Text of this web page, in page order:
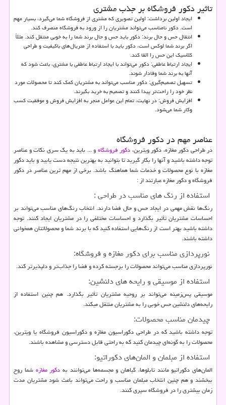
تاثیر دکور فروشگاه بر جذب مشتری
ایجاد اولین برداشت: اولین تصویری که مشتری از فروشگاه شما می‌گیرد، بسیار مهم
است. دکور نامناسب می‌تواند مشتریان را از ورود به فروشگاه منصرف کند.
انتقال حس و حال برند: دکور باید حس و حال برند شما را به خوبی منتقل کند. مثلاً
اگر برند شما لوکس است، دکور باید با استفاده از متریال‌های باکیفیت و طراحی
کلاسیک این حس را القا کند.
ایجاد ارتباط عاطفی: دکور می‌تواند با ایجاد ارتباط عاطفی با مشتری، باعث شود که
آنها به برند شما وفادار شوند.
تسهیل تصمیم‌گیری: دکور مناسب می‌تواند به مشتریان کمک کند تا محصولات مورد
نظر خود را راحت‌تر پیدا کنند و تصمیم به خرید بگیرند.
افزایش فروش: در نهایت، تمام این عوامل منجر به افزایش فروش و موفقیت کسب
وکار شما می‌شود.
عناصر مهم در دکور فروشگاه
در طراحی دکور مغازه، دکور ویترین،دکور فروشگاهو ... باید به یک سری نکات و عناصر
توجه داشته باشید و آنها را بکار گیرید تا بتوانید به بهترین نتیجه دست یابید و باید دکور
مغازه با نوع محصولات و خدمات شما هماهنگ باشد. برخی از مهم ترین عناصر در دکور
فروشگاه و دکور مغازه عبارتند از :
استفاده از رنگ های مناسب در طراحی :
رنگ‌ها نقش مهمی در ایجاد حس و حال فضا دارند. انتخاب رنگ‌های مناسب می‌تواند بر
احساسات مشتریان تأثیر بگذارد و احساسات مختلفی را در مشتریان ایجاد کنند. توجه
داشته باشید بهتر است از رنگ‌هایی استفاده کنید که با برند شما و محصولاتتان همخوانی
داشته باشند.
نورپردازی مناسب برای دکور مغازه و فروشگاه:
نورپردازی مناسب می‌تواند محصولات را برجسته کرده و فضا را جذاب‌تر و دلپذیرتر کند.
استفاده از موسیقی و رایحه های دلنشین:
موسیقی پس‌زمینه می‌تواند بر روحیه مشتریان تأثیر بگذارد. هم چنین استفاده از
رایحه‌های دلنشین حس خوبی را به مشتریان منتقل میکند.
چیدمان مناسب محصولات:
توجه داشته باشید که در طراحی دکوراسیون مغازه و دکوراسیون فروشگاه یا ویترین،
محصولات را به گونه‌ای چیدمان کنید که به راحتی قابل دسترسی و مشاهده باشند.
استفاده از مبلمان و المان‌های دکوراتیو:
المان‌های دکوراتیو مانند تابلوها، گیاهان و مجسمه‌ها می‌توانند به دکور مغازه شما روح
ببخشند و هم چنین انتخاب مبلمان مناسب و راحت می‌تواند باعث شود مشتریان مدت
زمان بیشتری را در فروشگاه سپری کنند.